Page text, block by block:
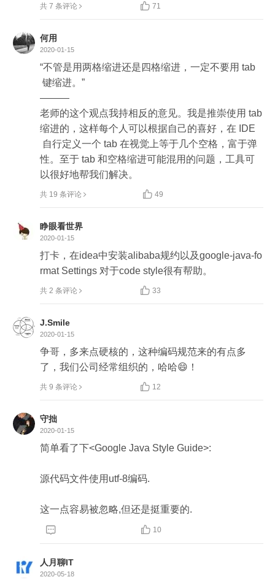
共 7 条评论  71
何用
2020-01-15
“不管是用两格缩进还是四格缩进，一定不要用 tab
键缩进。”
———
老师的这个观点我持相反的意见。我是推崇使用 tab
缩进的，这样每个人可以根据自己的喜好，在 IDE
自行定义一个 tab 在视觉上等于几个空格，富于弹
性。至于 tab 和空格缩进可能混用的问题，工具可
以很好地帮我们解决。
共 19 条评论  49
睁眼看世界
2020-01-15
打卡，在idea中安装alibaba规约以及google-java-fo
rmat Settings 对于code style很有帮助。
共 2 条评论  33
J.Smile
2020-01-15
争哥，多来点硬核的，这种编码规范来的有点多
了，我们公司经常组织的，哈哈😄！
共 9 条评论  12
守拙
2020-01-15
简单看了下<Google Java Style Guide>:
源代码文件使用utf-8编码.
这一点容易被忽略,但还是挺重要的.
  10
人月聊IT
2020-05-18